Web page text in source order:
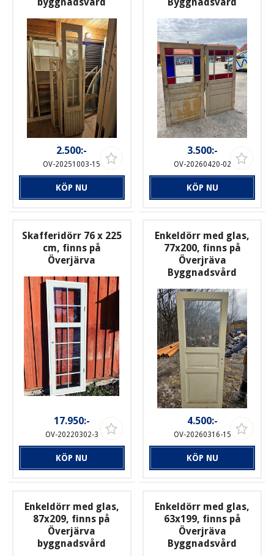
2.500:-
OV-20251003-15
KÖP NU
3.500:-
OV-20260420-02
KÖP NU
Skafferidörr 76 x 225
cm, finns på
Överjärva
17.950:-
OV-20220302-3
KÖP NU
Enkeldörr med glas,
77x200, finns på
Överjräva
Byggnadsvård
4.500:-
OV-20260316-15
KÖP NU
Enkeldörr med glas,
87x209, finns på
Överjärva
byggnadsvård
Enkeldörr med glas,
63x199, finns på
Överjräva
Byggnadsvård